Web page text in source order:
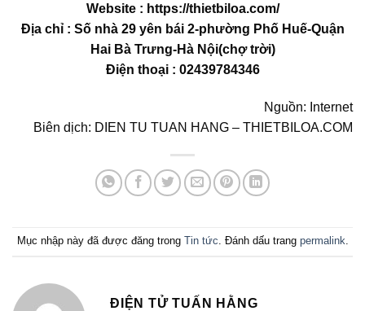
Website : https://thietbiloa.com/
Địa chỉ : Số nhà 29 yên bái 2-phường Phố Huế-Quận
Hai Bà Trưng-Hà Nội(chợ trời)
Điện thoại : 02439784346
Nguồn: Internet
Biên dịch: DIEN TU TUAN HANG – THIETBILOA.COM
Mục nhập này đã được đăng trong Tin tức . Đánh dấu trang permalink
ĐIỆN TỬ TUẤN HẰNG